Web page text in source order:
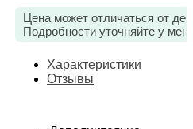
Цена может отличаться от
Подробности уточняйте у
Характеристики
Отзывы